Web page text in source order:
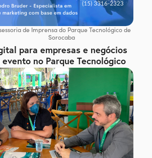
de Imprensa do Parque Tecnológico de
Sorocaba
para empresas e negócios
no Parque Tecnológico